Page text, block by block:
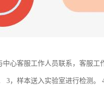
心客服工作人员联系，客服
3，样本送入实验室进行检测